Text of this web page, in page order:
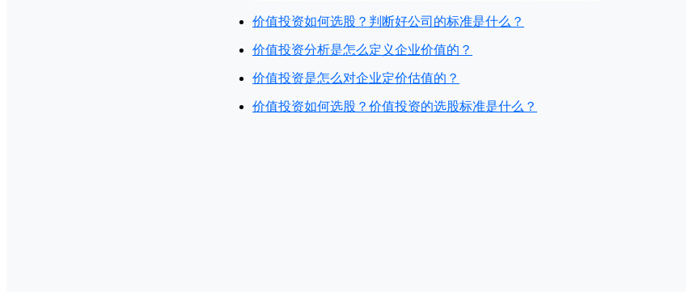
价值投资如何选股？判断好公司的标准是什么？
价值投资分析是怎么定义企业价值的？
价值投资是怎么对企业定价估值的？
价值投资如何选股？价值投资的选股标准是什么？